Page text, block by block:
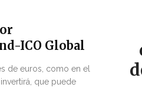
ICO Global
de euros, como en el
que puede